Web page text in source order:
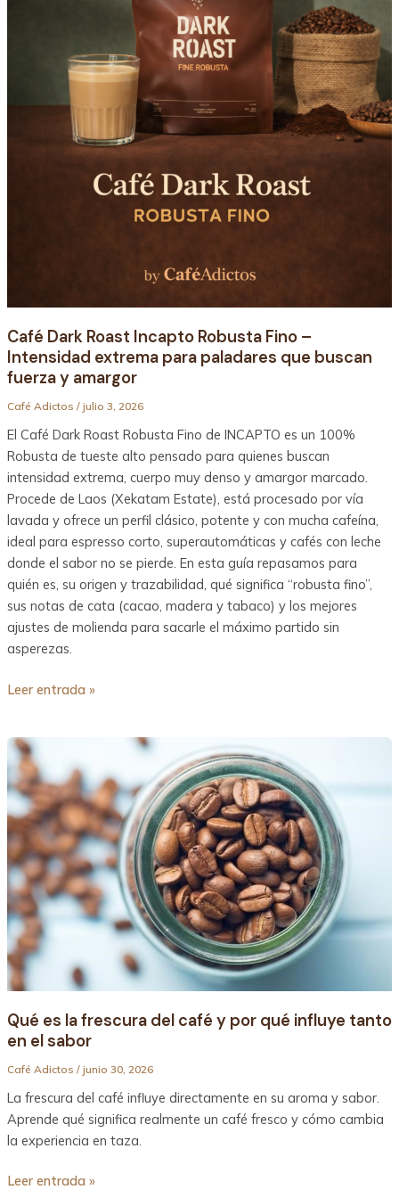
Café Dark Roast Incapto Robusta Fino –
Intensidad extrema para paladares que buscan
fuerza y amargor
Café Adictos / julio 3, 2026
El Café Dark Roast Robusta Fino de INCAPTO es un 100%
Robusta de tueste alto pensado para quienes buscan
intensidad extrema, cuerpo muy denso y amargor marcado.
Procede de Laos (Xekatam Estate), está procesado por vía
lavada y ofrece un perfil clásico, potente y con mucha cafeína,
ideal para espresso corto, superautomáticas y cafés con leche
donde el sabor no se pierde. En esta guía repasamos para
quién es, su origen y trazabilidad, qué significa “robusta fino”,
sus notas de cata (cacao, madera y tabaco) y los mejores
ajustes de molienda para sacarle el máximo partido sin
asperezas.
Leer entrada »
Qué es la frescura del café y por qué influye tanto
en el sabor
Café Adictos / junio 30, 2026
La frescura del café influye directamente en su aroma y sabor.
Aprende qué significa realmente un café fresco y cómo cambia
la experiencia en taza.
Qué
es
la
frescura
del
café
y
por
qué
influye
tanto
en
sabor
Leer entrada »